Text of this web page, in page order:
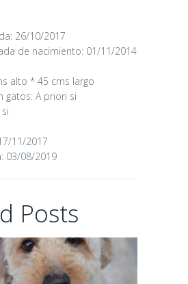
26/10/2017
de nacimiento: 01/11/2014
alto * 45 cms largo
gatos: A priori si
11/2017
03/08/2019
Posts